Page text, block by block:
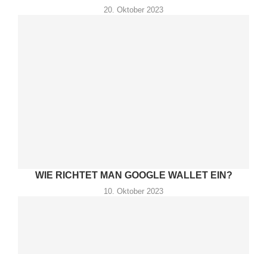
20. Oktober 2023
WIE RICHTET MAN GOOGLE WALLET EIN?
10. Oktober 2023